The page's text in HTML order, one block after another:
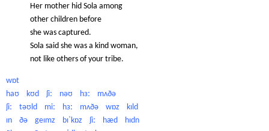
Her mother hid Sola among
other children before
she was captured.
Sola said she was a kind woman,
not like others of your tribe.
wɒt
haʊ kʊd ʃiː nəʊ hɜː mʌðə
ʃiː təʊld miː hɜː mʌðə wɒz kɪld
ɪn ðə geɪmz bɪˈkɒz ʃiː hæd hɪdn